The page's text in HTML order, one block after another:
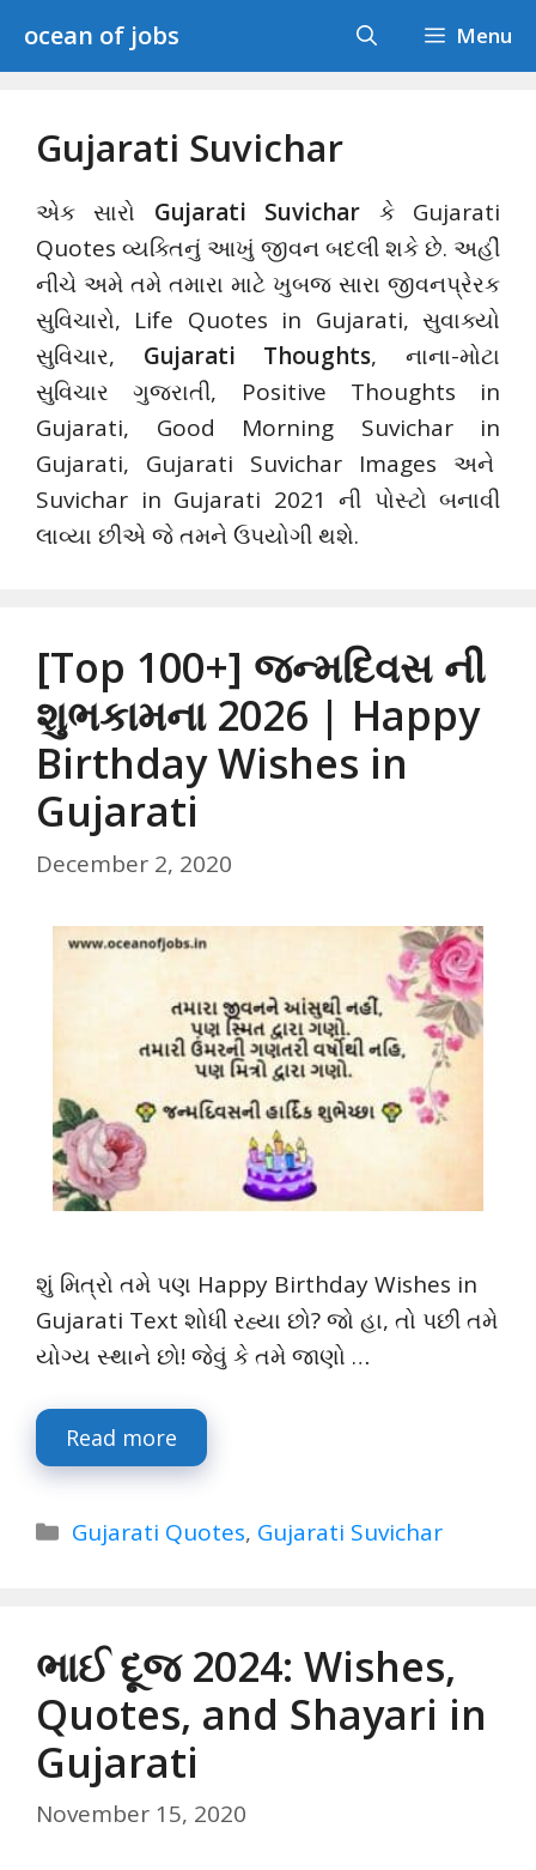
ocean of jobs Menu
Gujarati Suvichar
એક સારો Gujarati Suvichar કે Gujarati
Quotes વ્યક્તિનું આખું જીવન બદલી શકે છે. અહીં
નીચે અમે તમે તમારા માટે ખુબજ સારા જીવનપ્રેરક
સુવિચારો, Life Quotes in Gujarati, સુવાક્યો
સુવિચાર, Gujarati Thoughts, નાના-મોટા
સુવિચાર ગુજરાતી, Positive Thoughts in
Gujarati, Good Morning Suvichar in
Gujarati, Gujarati Suvichar Images અને
Suvichar in Gujarati 2021 ની પોસ્ટો બનાવી
લાવ્યા છીએ જે તમને ઉપયોગી થશે.
[Top 100+] જન્મદિવસ ની
શુભકામના 2026 | Happy
Birthday Wishes in
Gujarati
December 2, 2020
શું મિત્રો તમે પણ Happy Birthday Wishes in
Gujarati Text શોધી રહ્યા છો? જો હા, તો પછી તમે
યોગ્ય સ્થાને છો! જેવું કે તમે જાણો …
Read more
Categories
Gujarati Quotes, Gujarati Suvichar
ભાઈ દૂજ 2024: Wishes,
Quotes, and Shayari in
Gujarati
November 15, 2020